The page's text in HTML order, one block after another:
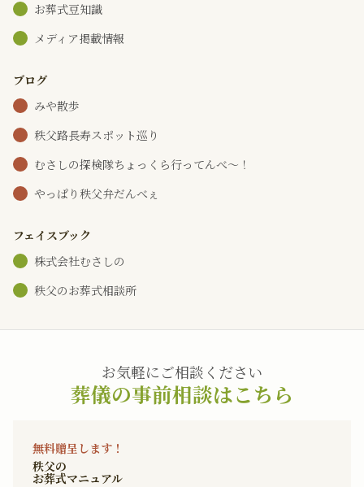
お葬式豆知識
メディア掲載情報
ブログ
みや散歩
秩父路長寿スポット巡り
むさしの探検隊ちょっくら行ってんべ～！
やっぱり秩父弁だんべぇ
フェイスブック
株式会社むさしの
秩父のお葬式相談所
お気軽にご相談ください
葬儀の事前相談はこちら
無料贈呈します！
秩父の
お葬式マニュアル